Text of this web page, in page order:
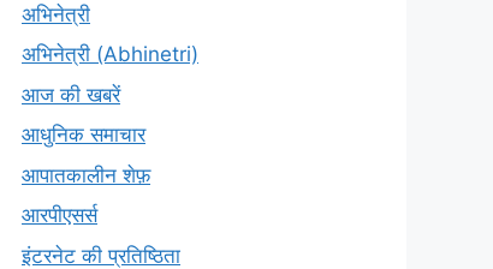
अभिनेत्री
अभिनेत्री (Abhinetri)
आज की खबरें
आधुनिक समाचार
आपातकालीन शेफ़
आरपीएसर्स
इंटरनेट की प्रतिष्ठिता